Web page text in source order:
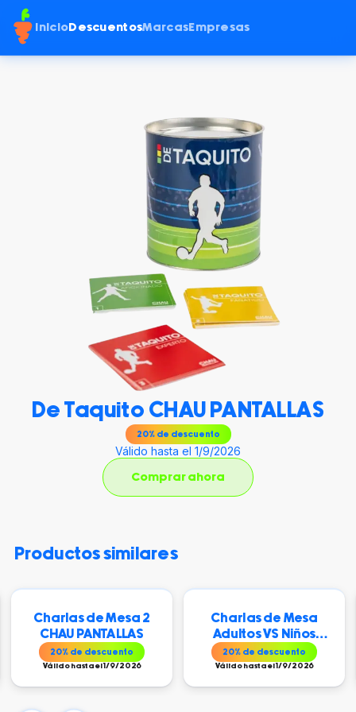
Inicio DescuentosMarcas Empresas
De Taquito CHAU PANTALLAS
20% de descuento
Válido hasta el 1/9/2026
Comprar ahora
productos similares
Charlas de Mesa 2
CHAU PANTALLAS
20% de descuento
Válido hasta el 1/9/2026
Charlas de Mesa
Adultos VS Niños
CHAU PANTALLAS
20% de descuento
Válido hasta el 1/9/2026